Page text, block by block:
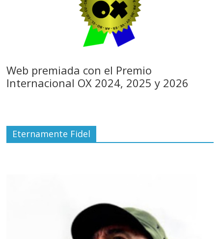
Web premiada con el Premio
Internacional OX 2024, 2025 y 2026
Eternamente Fidel